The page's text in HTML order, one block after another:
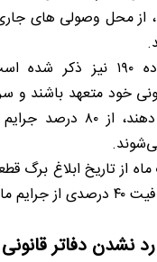
مقرر در ماده ۱۹۰، از محل
در تبصره ۱ ماده ۱۹۰
خود متعهد باشند و سر
از تاریخ ابلاغ برگ
می‌شود.
نشدن دفاتر قانونی